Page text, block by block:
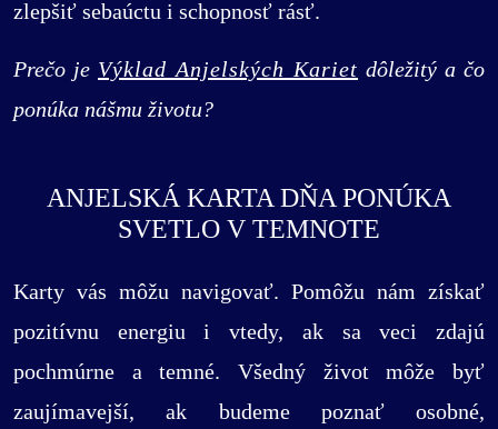
zlepšiť sebaúctu i schopnosť rásť.
Prečo je Výklad Anjelských Kariet dôležitý a čo
ponúka nášmu životu?
ANJELSKÁ KARTA DŇA PONÚKA
SVETLO V TEMNOTE
Karty vás môžu navigovať. Pomôžu nám získať
pozitívnu energiu i vtedy, ak sa veci zdajú
pochmúrne a temné. Všedný život môže byť
zaujímavejší, ak budeme poznať osobné,